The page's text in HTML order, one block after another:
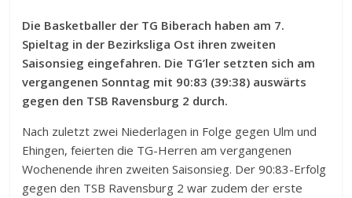
Die Basketballer der TG Biberach haben am 7.
Spieltag in der Bezirksliga Ost ihren zweiten
Saisonsieg eingefahren. Die TG’ler setzten sich am
vergangenen Sonntag mit 90:83 (39:38) auswärts
gegen den TSB Ravensburg 2 durch.
Nach zuletzt zwei Niederlagen in Folge gegen Ulm und
Ehingen, feierten die TG-Herren am vergangenen
Wochenende ihren zweiten Saisonsieg. Der 90:83-Erfolg
gegen den TSB Ravensburg 2 war zudem der erste